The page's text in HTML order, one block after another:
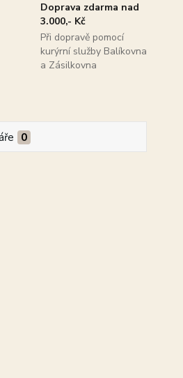
Doprava zdarma nad
3.000,- Kč
Při dopravě pomocí
kurýrní služby Balíkovna
a Zásilkovna
0